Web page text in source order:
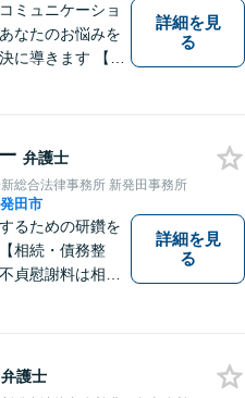
ミュニケーショ
なたのお悩みを
に導きます 【交
貞慰謝料は相談
【土曜相談可】
詳細を見
る
弁護士
総合法律事務所 新発田事務所
田市
るための研鑽を
相続・債務整
貞慰謝料は相談
相談可】
詳細を見
る
弁護士